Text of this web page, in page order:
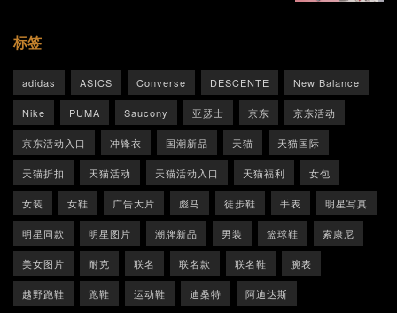
标签
adidas ASICS Converse DESCENTE New Balance
Nike PUMA Saucony 亚瑟士 京东 京东活动
京东活动入口 冲锋衣 国潮新品 天猫 天猫国际
天猫折扣 天猫活动 天猫活动入口 天猫福利 女包
女装 女鞋 广告大片 彪马 徒步鞋 手表 明星写真
明星同款 明星图片 潮牌新品 男装 篮球鞋 索康尼
美女图片 耐克 联名 联名款 联名鞋 腕表
越野跑鞋 跑鞋 运动鞋 迪桑特 阿迪达斯